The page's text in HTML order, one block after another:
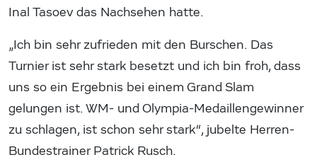
Inal Tasoev das Nachsehen hatte.
„Ich bin sehr zufrieden mit den Burschen. Das
Turnier ist sehr stark besetzt und ich bin froh, dass
uns so ein Ergebnis bei einem Grand Slam
gelungen ist. WM- und Olympia-Medaillengewinner
zu schlagen, ist schon sehr stark“, jubelte Herren-
Bundestrainer Patrick Rusch.